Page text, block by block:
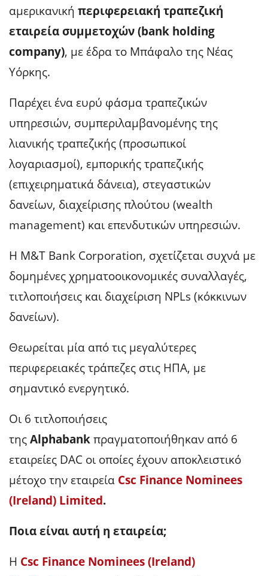
αμερικανική περιφερειακή τραπεζική
εταιρεία συμμετοχών (bank holding
company), με έδρα το Μπάφαλο της Νέας
Υόρκης.
Παρέχει ένα ευρύ φάσμα τραπεζικών
υπηρεσιών, συμπεριλαμβανομένης της
λιανικής τραπεζικής (προσωπικοί
λογαριασμοί), εμπορικής τραπεζικής
(επιχειρηματικά δάνεια), στεγαστικών
δανείων, διαχείρισης πλούτου (wealth
management) και επενδυτικών υπηρεσιών.
Η M&T Bank Corporation, σχετίζεται συχνά με
δομημένες χρηματοοικονομικές συναλλαγές,
τιτλοποιήσεις και διαχείριση NPLs (κόκκινων
δανείων).
Θεωρείται μία από τις μεγαλύτερες
περιφερειακές τράπεζες στις ΗΠΑ, με
σημαντικό ενεργητικό.
Οι 6 τιτλοποιήσεις
τηςAlphabankπραγματοποιήθηκαν από 6
εταιρείες DAC οι οποίες έχουν αποκλειστικό
μέτοχο την εταιρεία Csc Finance Nominees
(Ireland) Limited.
Ποια είναι αυτή η εταιρεία;
Η Csc Finance Nominees (Ireland)